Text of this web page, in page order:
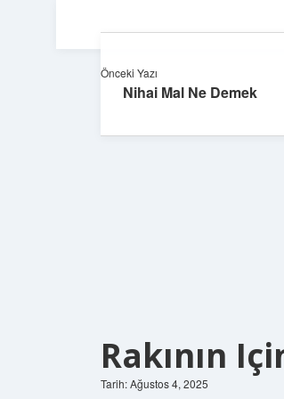
Rakının
Tarih: Ağustos 4, 2025
Önceki Yazı
Nihai Mal Ne Demek